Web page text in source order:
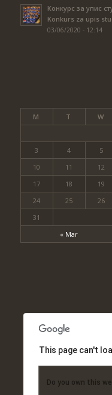
Конкурс за упис
Konkurs za upis
03/06/2020 - 12:14
M T W
« Mar
3
4 5
10
11 12
17
18 19
24
25 26
31
This page can't
Do you own this